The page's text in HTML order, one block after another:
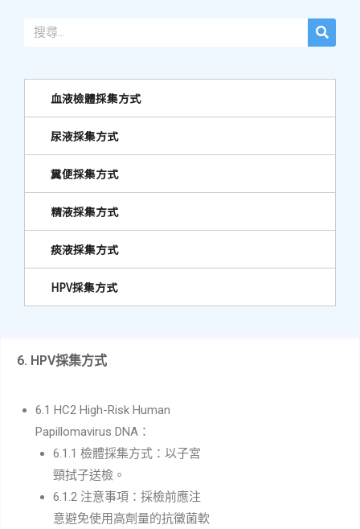
血液檢體採集方式
尿液採集方式
糞便採集方式
精液採集方式
痰液採集方式
HPV採集方式
6. HPV採集方式
6.1 HC2 High-Risk Human
Papillomavirus DNA：
6.1.1 檢體採集方式：以子宮
頸拭子送檢。
6.1.2 注意事項：採檢前應注
意避免使用高劑量的抗黴菌軟